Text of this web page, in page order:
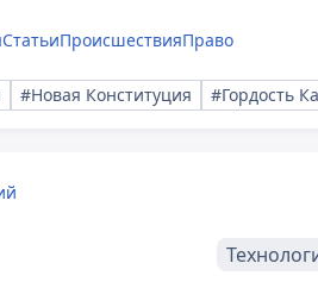
СтатьиПроисшествияПраво
#Новая Конституция #Гордость